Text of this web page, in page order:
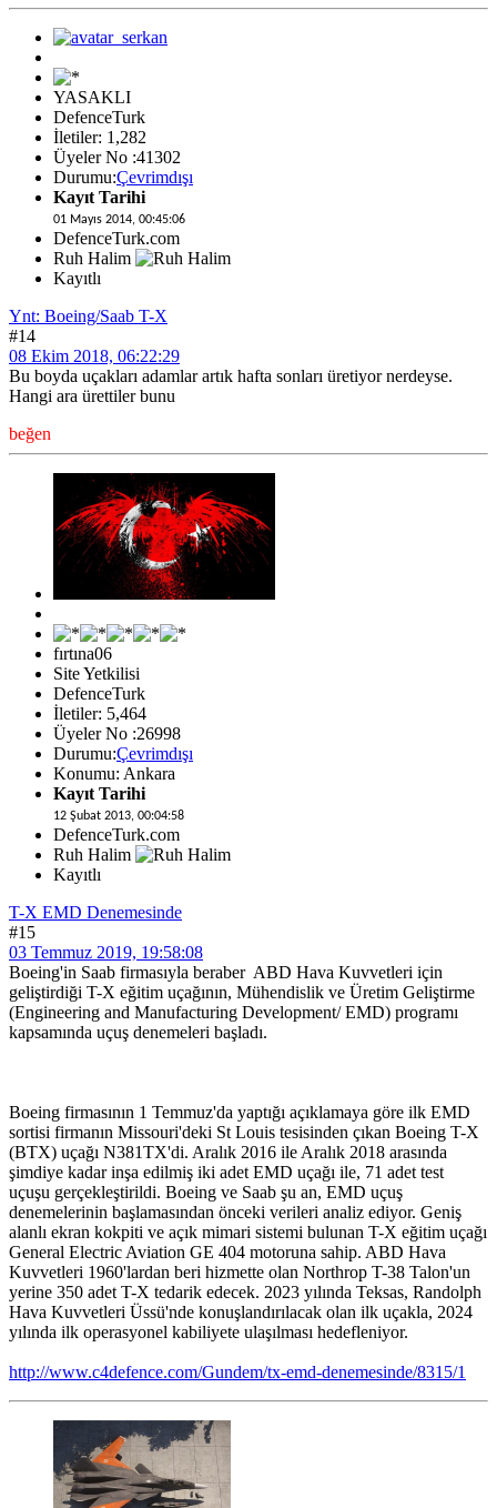
YASAKLI
DefenceTurk
İletiler: 1,282
Üyeler No :41302
Durumu:Çevrimdışı
Kayıt Tarihi
01 Mayıs 2014, 00:45:06
DefenceTurk.com
Ruh Halim
Kayıtlı
Ynt: Boeing/Saab T-X
#14
08 Ekim 2018, 06:22:29
Bu boyda uçakları adamlar artık hafta sonları üretiyor nerdeyse.
Hangi ara ürettiler bunu
beğen
fırtına06
Site Yetkilisi
DefenceTurk
İletiler: 5,464
Üyeler No :26998
Durumu:Çevrimdışı
Konumu: Ankara
Kayıt Tarihi
12 Şubat 2013, 00:04:58
DefenceTurk.com
Ruh Halim
Kayıtlı
T-X EMD Denemesinde
#15
03 Temmuz 2019, 19:58:08
Boeing'in Saab firmasıyla beraber ABD Hava Kuvvetleri için
geliştirdiği T-X eğitim uçağının, Mühendislik ve Üretim Geliştirme
(Engineering and Manufacturing Development/ EMD) programı
kapsamında uçuş denemeleri başladı.
Boeing firmasının 1 Temmuz'da yaptığı açıklamaya göre ilk EMD
sortisi firmanın Missouri'deki St Louis tesisinden çıkan Boeing T-X
(BTX) uçağı N381TX'di. Aralık 2016 ile Aralık 2018 arasında
şimdiye kadar inşa edilmiş iki adet EMD uçağı ile, 71 adet test
uçuşu gerçekleştirildi. Boeing ve Saab şu an, EMD uçuş
denemelerinin başlamasından önceki verileri analiz ediyor. Geniş
alanlı ekran kokpiti ve açık mimari sistemi bulunan T-X eğitim uçağı
General Electric Aviation GE 404 motoruna sahip. ABD Hava
Kuvvetleri 1960'lardan beri hizmette olan Northrop T-38 Talon'un
yerine 350 adet T-X tedarik edecek. 2023 yılında Teksas, Randolph
Hava Kuvvetleri Üssü'nde konuşlandırılacak olan ilk uçakla, 2024
yılında ilk operasyonel kabiliyete ulaşılması hedefleniyor.
http://www.c4defence.com/Gundem/tx-emd-denemesinde/8315/1